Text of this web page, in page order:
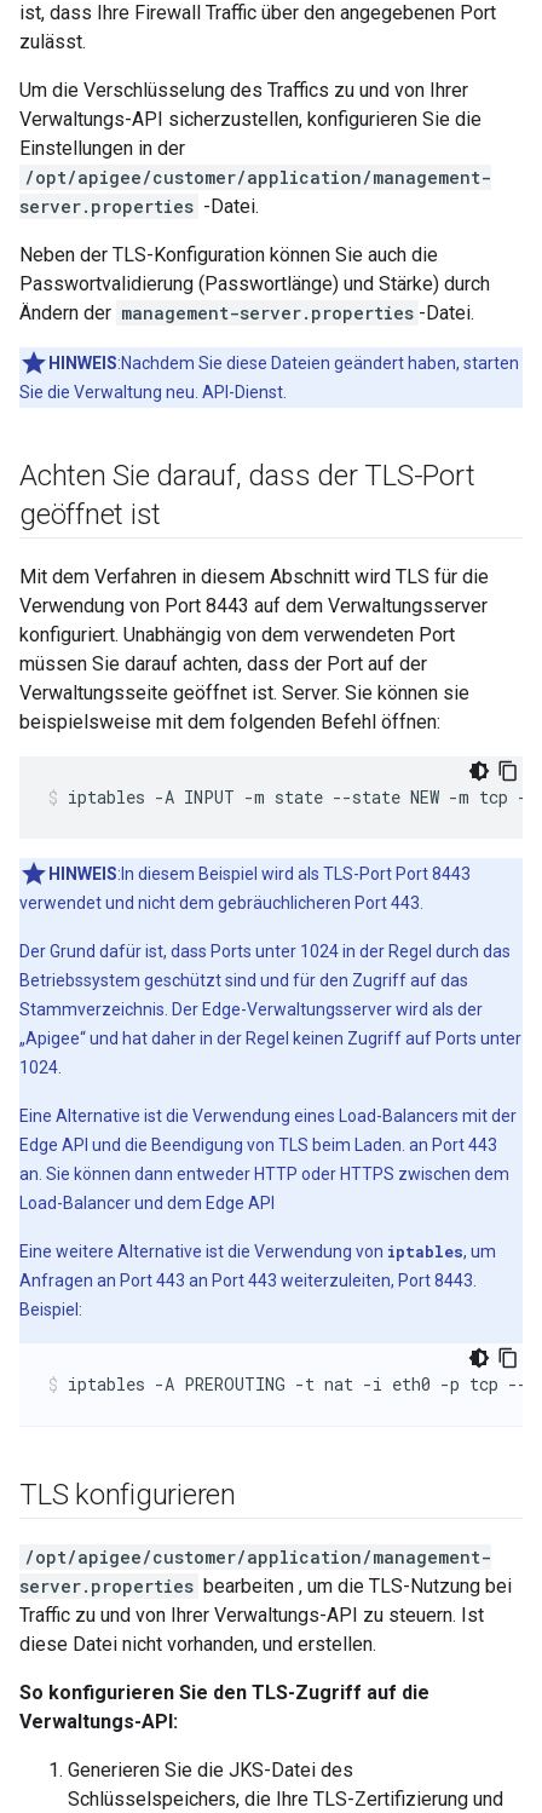
ist, dass Ihre Firewall Traffic über den angegebenen Port
zulässt.
Um die Verschlüsselung des Traffics zu und von Ihrer
Verwaltungs-API sicherzustellen, konfigurieren Sie die
Einstellungen in der
/opt/apigee/customer/application/management-
server.properties -Datei.
Neben der TLS-Konfiguration können Sie auch die
Passwortvalidierung (Passwortlänge) und Stärke) durch
Ändern der management-server.properties -Datei.
HINWEIS:Nachdem Sie diese Dateien geändert haben, starten
Sie die Verwaltung neu. API-Dienst.
Achten Sie darauf, dass der TLS-Port
geöffnet ist
Mit dem Verfahren in diesem Abschnitt wird TLS für die
Verwendung von Port 8443 auf dem Verwaltungsserver
konfiguriert. Unabhängig von dem verwendeten Port
müssen Sie darauf achten, dass der Port auf der
Verwaltungsseite geöffnet ist. Server. Sie können sie
beispielsweise mit dem folgenden Befehl öffnen:
iptables -A INPUT -m state --state NEW -m tcp -
HINWEIS:In diesem Beispiel wird als TLS-Port Port 8443
verwendet und nicht dem gebräuchlicheren Port 443.
Der Grund dafür ist, dass Ports unter 1024 in der Regel durch das
Betriebssystem geschützt sind und für den Zugriff auf das
Stammverzeichnis. Der Edge-Verwaltungsserver wird als der
„Apigee“ und hat daher in der Regel keinen Zugriff auf Ports unter
1024.
Eine Alternative ist die Verwendung eines Load-Balancers mit der
Edge API und die Beendigung von TLS beim Laden. an Port 443
an. Sie können dann entweder HTTP oder HTTPS zwischen dem
Load-Balancer und dem Edge API
Eine weitere Alternative ist die Verwendung von iptables, um
Anfragen an Port 443 an Port 443 weiterzuleiten, Port 8443.
Beispiel:
iptables -A PREROUTING -t nat -i eth0 -p tcp --
TLS konfigurieren
/opt/apigee/customer/application/management-
server.properties bearbeiten , um die TLS-Nutzung bei
Traffic zu und von Ihrer Verwaltungs-API zu steuern. Ist
diese Datei nicht vorhanden, und erstellen.
So konfigurieren Sie den TLS-Zugriff auf die
Verwaltungs-API:
Generieren Sie die JKS-Datei des
Schlüsselspeichers, die Ihre TLS-Zertifizierung und